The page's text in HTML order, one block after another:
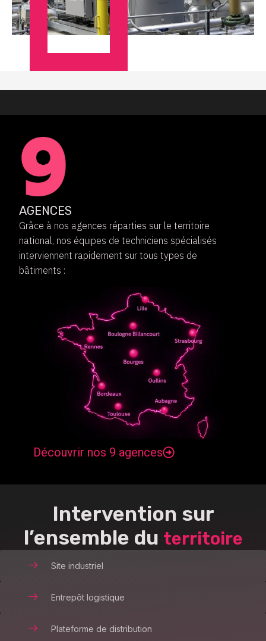
AGENCES
Grâce à nos agences réparties sur le territoire
national, nos équipes de techniciens spécialisés
interviennent rapidement sur tous types de
bâtiments :
Découvrir nos 9 agences
Intervention sur
l’ensemble du territoire
Site industriel
Entrepôt logistique
Plateforme de distribution